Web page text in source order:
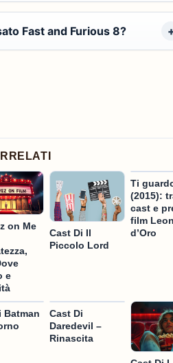
Fast and Furious 8?
on Me
e
Cast Di Il
Piccolo Lord
Ti
(2015):
cast e
film
d’Oro
Batman
Cast Di
Daredevil –
Rinascita